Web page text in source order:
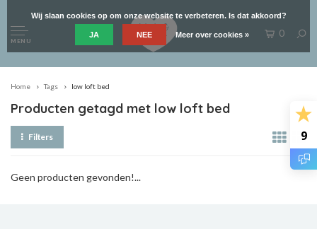
9
MENU
0
Home Tags low loft bed
Producten getagd met low loft bed
Filters
Geen producten gevonden!...
Wij slaan cookies op om onze website te verbeteren. Is dat akkoord?
JA NEE Meer over cookies »